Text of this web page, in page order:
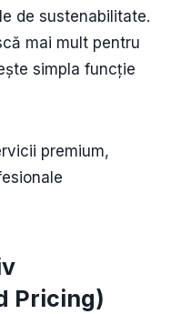
de sustenabilitate.
mai mult pentru
simpla funcție
premium,
Pricing)